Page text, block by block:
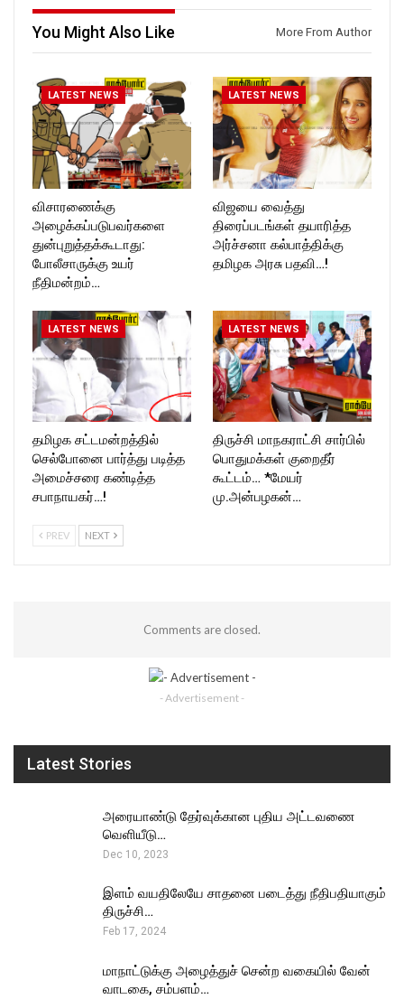
https://www.instagram.com/ro
ckforttimes/
Follow us on:
T_TIMESC
You Might Also Like More From Author
LATEST NEWS
விசாரணைக்கு
அழைக்கப்படுபவர்களை
துன்புறுத்தக்கூடாது:
போலீசாருக்கு உயர்
நீதிமன்றம்…
LATEST NEWS
விஜயை வைத்து
திரைப்படங்கள் தயாரித்த
அர்ச்சனா கல்பாத்திக்கு
தமிழக அரசு பதவி…!
LATEST NEWS
தமிழக சட்டமன்றத்தில்
செல்போனை பார்த்து படித்த
அமைச்சரை கண்டித்த
சபாநாயகர்…!
LATEST NEWS
திருச்சி மாநகராட்சி சார்பில்
பொதுமக்கள் குறைதீர்
கூட்டம்… *மேயர்
மு.அன்பழகன்…
PREV NEXT
Comments are closed.
- Advertisement -
Latest Stories
அரையாண்டு தேர்வுக்கான புதிய அட்டவணை
வெளியீடு…
Dec 10, 2023
இளம் வயதிலேயே சாதனை படைத்து நீதிபதியாகும்
திருச்சி…
Feb 17, 2024
மாநாட்டுக்கு அழைத்துச் சென்ற வகையில் வேன்
வாடகை, சம்பளம்…